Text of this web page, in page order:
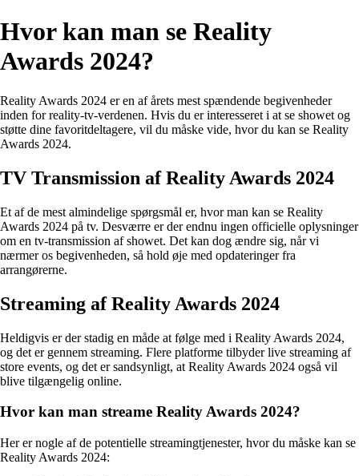
Hvor kan man se Reality
Awards 2024?
Reality Awards 2024 er en af årets mest spændende begivenheder
inden for reality-tv-verdenen. Hvis du er interesseret i at se showet og
støtte dine favoritdeltagere, vil du måske vide, hvor du kan se Reality
Awards 2024.
TV Transmission af Reality Awards 2024
Et af de mest almindelige spørgsmål er, hvor man kan se Reality
Awards 2024 på tv. Desværre er der endnu ingen officielle oplysninger
om en tv-transmission af showet. Det kan dog ændre sig, når vi
nærmer os begivenheden, så hold øje med opdateringer fra
arrangørerne.
Streaming af Reality Awards 2024
Heldigvis er der stadig en måde at følge med i Reality Awards 2024,
og det er gennem streaming. Flere platforme tilbyder live streaming af
store events, og det er sandsynligt, at Reality Awards 2024 også vil
blive tilgængelig online.
Hvor kan man streame Reality Awards 2024?
Her er nogle af de potentielle streamingtjenester, hvor du måske kan se
Reality Awards 2024: